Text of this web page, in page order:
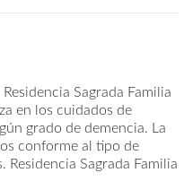
Sagrada Familia
en los cuidados de
grado de demencia. La
conforme al tipo de
Residencia Sagrada Familia